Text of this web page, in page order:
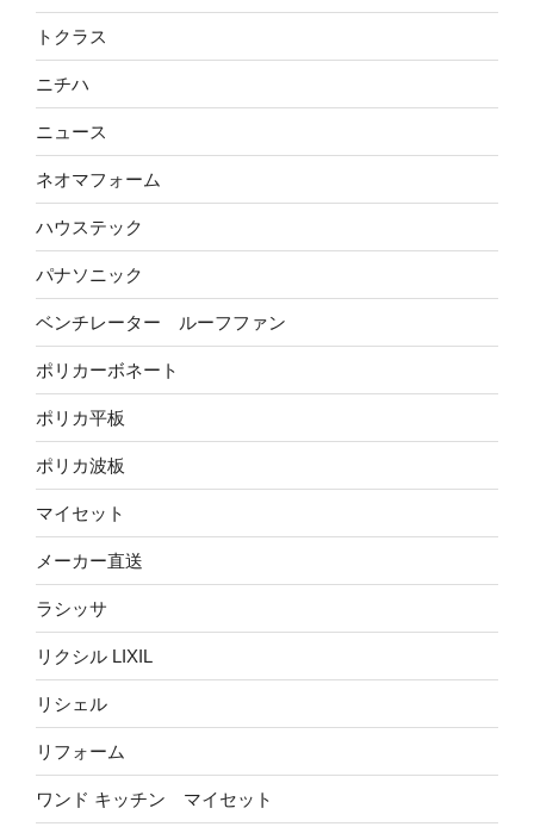
トクラス
ニチハ
ニュース
ネオマフォーム
ハウステック
パナソニック
ベンチレーター ルーフファン
ポリカーボネート
ポリカ平板
ポリカ波板
マイセット
メーカー直送
ラシッサ
リクシル LIXIL
リシェル
リフォーム
ワンド キッチン マイセット